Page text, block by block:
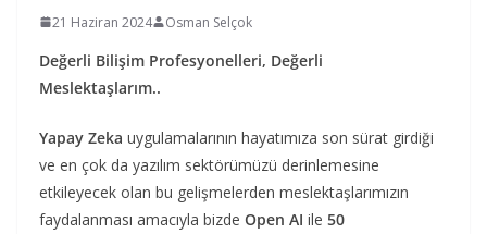
21 Haziran 2024 Osman Selçok
Değerli Bilişim Profesyonelleri, Değerli
Meslektaşlarım..
Yapay Zeka uygulamalarının hayatımıza son sürat girdiği
ve en çok da yazılım sektörümüzü derinlemesine
etkileyecek olan bu gelişmelerden meslektaşlarımızın
faydalanması amacıyla bizde Open AI ile 50